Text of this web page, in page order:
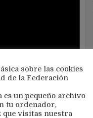
sobre las cookies
de la Federación
un pequeño archivo
tu ordenador,
que visitas nuestra